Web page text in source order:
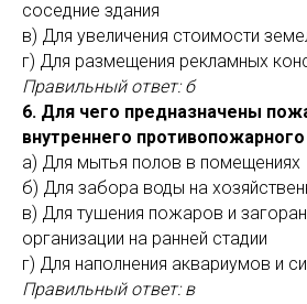
соседние здания
в) Для увеличения стоимости
г) Для размещения рекламных
Правильный ответ: б
6. Для чего предназначены
внутреннего
а) Для мытья полов в помещениях
б) Для забора воды на
в) Для тушения пожаров и
организации на ранней стадии
г) Для наполнения аквариумов и
Правильный ответ: в